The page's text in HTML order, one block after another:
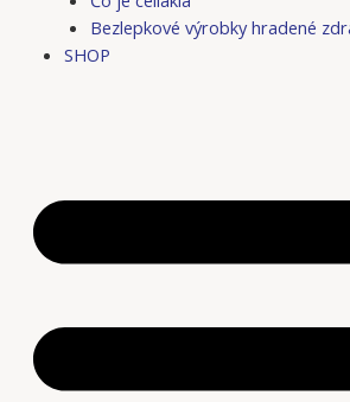
Bezlepkové výrobky hradené
SHOP